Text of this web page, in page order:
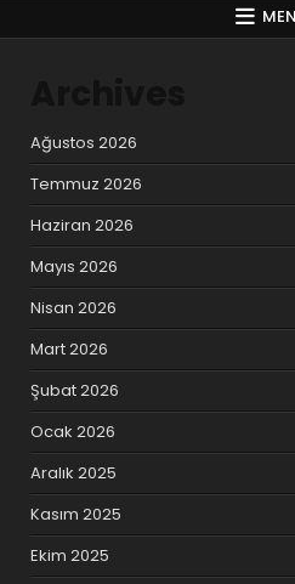
Ağustos 2026
Temmuz 2026
Haziran 2026
Mayıs 2026
Nisan 2026
Mart 2026
Şubat 2026
Ocak 2026
Aralık 2025
Kasım 2025
Ekim 2025